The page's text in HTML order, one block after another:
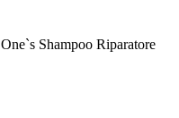
One`s Shampoo Riparatore